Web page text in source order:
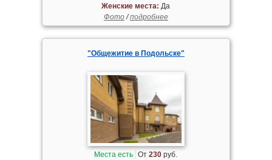
Женские места: Да
Фото/подробнее
"Общежитие в Подольске"
Места есть От230 руб.